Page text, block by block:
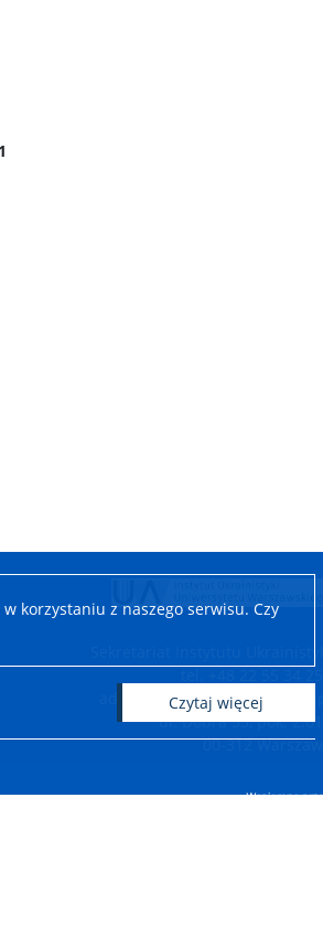
korzystaniu z naszego serwisu. Czy
czytaj więcej
adres e-mail: iu.wls@uw.edu.pl
ul. Dobra 55, pok. 2.619
00-312 Warszawa